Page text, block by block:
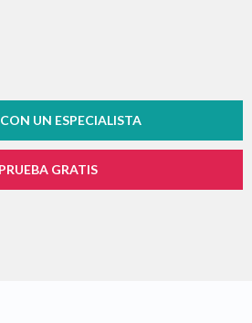
UN ESPECIALISTA
PRUEBA GRATIS